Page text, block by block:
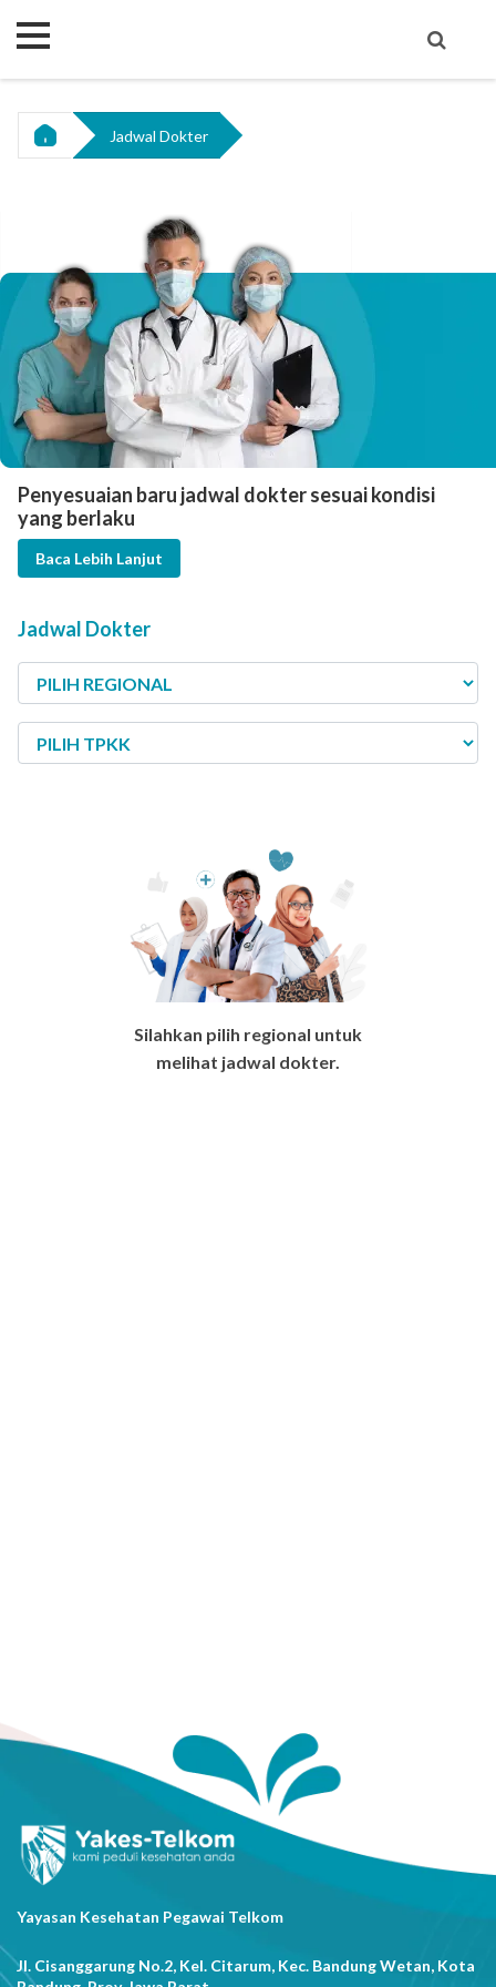
Jadwal Dokter
Penyesuaian baru jadwal dokter sesuai kondisi
yang berlaku
Baca Lebih Lanjut
Jadwal Dokter
Silahkan pilih regional untuk
melihat jadwal dokter.
Yayasan Kesehatan Pegawai Telkom
Jl. Cisanggarung No.2, Kel. Citarum, Kec. Bandung Wetan, Kota